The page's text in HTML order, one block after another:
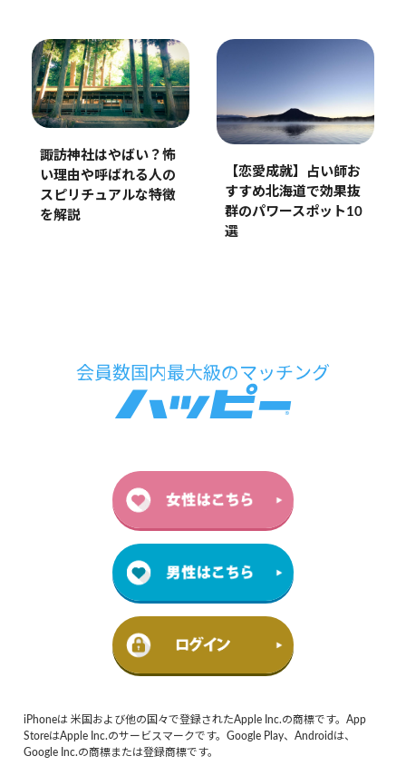
諏訪神社はやばい？怖
い理由や呼ばれる人の
スピリチュアルな特徴
を解説
【恋愛成就】占い師お
すすめ北海道で効果抜
群のパワースポット10
選
iPhoneは 米国および他の国々で登録されたApple Inc.の商標です。App
StoreはApple Inc.のサービスマークです。Google Play、Androidは、
Google Inc.の商標または登録商標です。